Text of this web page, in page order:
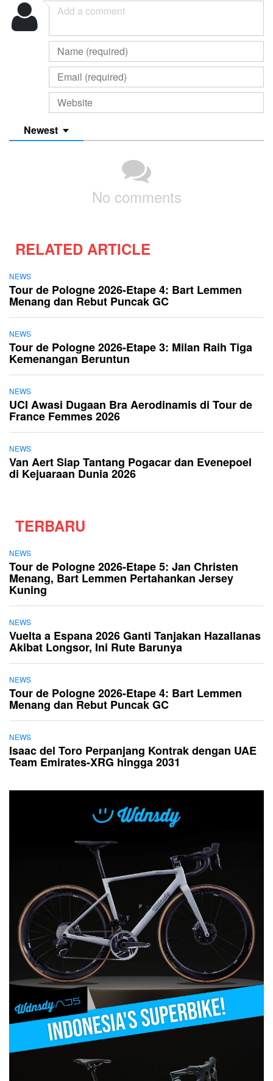
Newest
No comments
RELATED ARTICLE
NEWS
Tour de Pologne 2026-Etape 4: Bart Lemmen
Menang dan Rebut Puncak GC
NEWS
Tour de Pologne 2026-Etape 3: Milan Raih Tiga
Kemenangan Beruntun
NEWS
UCI Awasi Dugaan Bra Aerodinamis di Tour de
France Femmes 2026
NEWS
Van Aert Siap Tantang Pogacar dan Evenepoel
di Kejuaraan Dunia 2026
TERBARU
NEWS
Tour de Pologne 2026-Etape 5: Jan Christen
Menang, Bart Lemmen Pertahankan Jersey
Kuning
NEWS
Vuelta a Espana 2026 Ganti Tanjakan Hazallanas
Akibat Longsor, Ini Rute Barunya
NEWS
Tour de Pologne 2026-Etape 4: Bart Lemmen
Menang dan Rebut Puncak GC
NEWS
Isaac del Toro Perpanjang Kontrak dengan UAE
Team Emirates-XRG hingga 2031